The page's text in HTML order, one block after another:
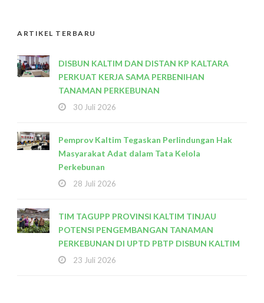
ARTIKEL TERBARU
DISBUN KALTIM DAN DISTAN KP KALTARA
PERKUAT KERJA SAMA PERBENIHAN
TANAMAN PERKEBUNAN
30 Juli 2026
Pemprov Kaltim Tegaskan Perlindungan Hak
Masyarakat Adat dalam Tata Kelola
Perkebunan
28 Juli 2026
TIM TAGUPP PROVINSI KALTIM TINJAU
POTENSI PENGEMBANGAN TANAMAN
PERKEBUNAN DI UPTD PBTP DISBUN KALTIM
23 Juli 2026